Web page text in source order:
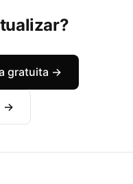
gratuita →
→